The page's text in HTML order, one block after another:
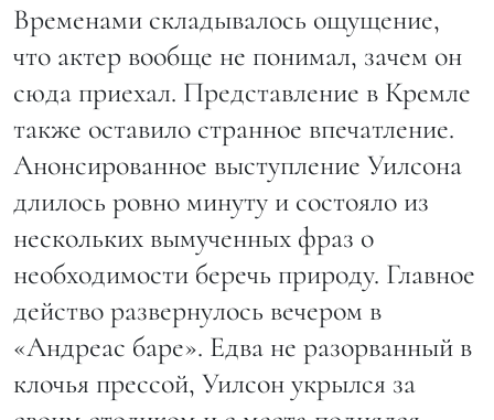
Временами складывалось ощущение,
что актер вообще не понимал, зачем он
сюда приехал. Представление в Кремле
также оставило странное впечатление.
Анонсированное выступление Уилсона
длилось ровно минуту и состояло из
нескольких вымученных фраз о
необходимости беречь природу. Главное
действо развернулось вечером в
«Андреас баре». Едва не разорванный в
клочья прессой, Уилсон укрылся за